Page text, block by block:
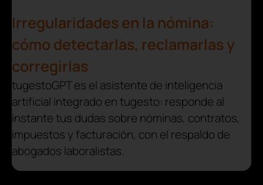
Irregularidades en la nómina:
cómo detectarlas, reclamarlas y
corregirlas
tugestoGPT es el asistente de inteligencia
artificial integrado en tugesto: responde al
instante tus dudas sobre nóminas, contratos,
impuestos y facturación, con el respaldo de
abogados laboralistas.